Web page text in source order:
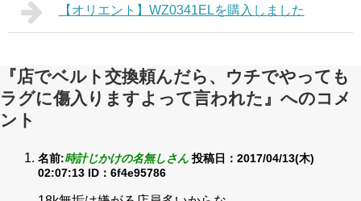
【オリエント】WZ0341ELを購入しました
『店でベルト交換頼んだら、ウチでやっても
ラグに傷入りますよって言われた』へのコメ
ント
名前:時計じかけの名無しさん 投稿日：2017/04/13(木)
02:07:13 ID：6f4e95786